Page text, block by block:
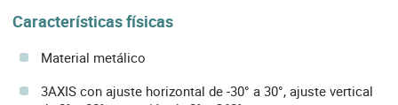
Características físicas
Material metálico
3AXIS con ajuste horizontal de -30° a 30°, ajuste vertical